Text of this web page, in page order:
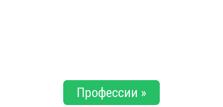
Профессии »